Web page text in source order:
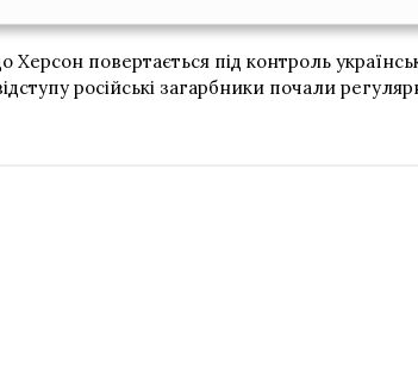
повертається під контроль
російські загарбники почали